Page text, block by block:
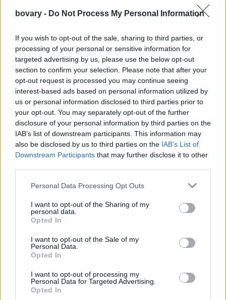
bovary - Do Not Process My Personal Information
If you wish to opt-out of the sale, sharing to third parties, or
processing of your personal or sensitive information for
targeted advertising by us, please use the below opt-out
section to confirm your selection. Please note that after your
opt-out request is processed you may continue seeing
interest-based ads based on personal information utilized by
us or personal information disclosed to third parties prior to
your opt-out. You may separately opt-out of the further
disclosure of your personal information by third parties on the
IAB’s list of downstream participants. This information may
also be disclosed by us to third parties on the IAB’s List of
Downstream Participants that may further disclose it to other
Personal Data Processing Opt Outs
I want to opt-out of the Sharing of my
personal data.
Opted In
I want to opt-out of the Sale of my
Personal Data.
Opted In
I want to opt-out of processing my
Personal Data for Targeted Advertising.
Opted In
Ποικιλίες Μαύρου Τσαγιού
μαύρου τσαγιού με γεμάτη γεύση και σώμα και πλούσιες νότες
βύνης.